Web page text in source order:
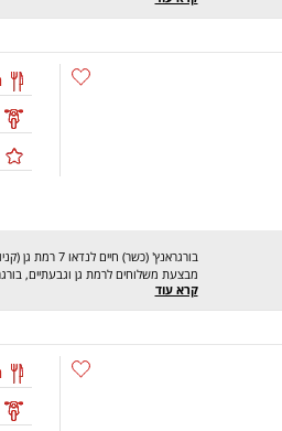
המנות תוכלו לבחור להזמין בפיתה או
בימים א'-ש' בין 12:00-23:00
בורגראנץ' (כשר)
מבצעת משלוחים לרמת גן וגבעתיים,
מנות טעימות במיוחד כמו:ראנץ', ראנץ'
ועוד.. מחכים לכם לחוויה מהנה, שיהיה
קרא עוד